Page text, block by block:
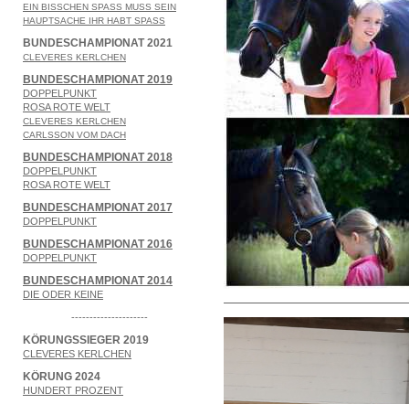
EIN BISSCHEN SPASS MUSS SEIN
HAUPTSACHE IHR HABT SPASS
BUNDESCHAMPIONAT 2021
CLEVERES KERLCHEN
BUNDESCHAMPIONAT 2019
DOPPELPUNKT
ROSA ROTE WELT
CLEVERES KERLCHEN
CARLSSON VOM DACH
BUNDESCHAMPIONAT 2018
DOPPELPUNKT
ROSA ROTE WELT
BUNDESCHAMPIONAT 2017
DOPPELPUNKT
BUNDESCHAMPIONAT 2016
DOPPELPUNKT
BUNDESCHAMPIONAT 2014
DIE ODER KEINE
---------------------
KÖRUNGSSIEGER 2019
CLEVERES KERLCHEN
KÖRUNG 2024
HUNDERT PROZENT